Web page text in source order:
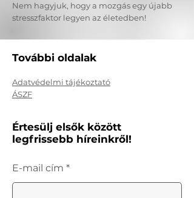
Nem hagyjuk, hogy a mozgás egy újabb
stresszfaktor legyen az életedben!
További oldalak
Adatvédelmi tájékoztató
ÁSZF
Értesülj elsők között
legfrissebb híreinkről!
E-mail cím